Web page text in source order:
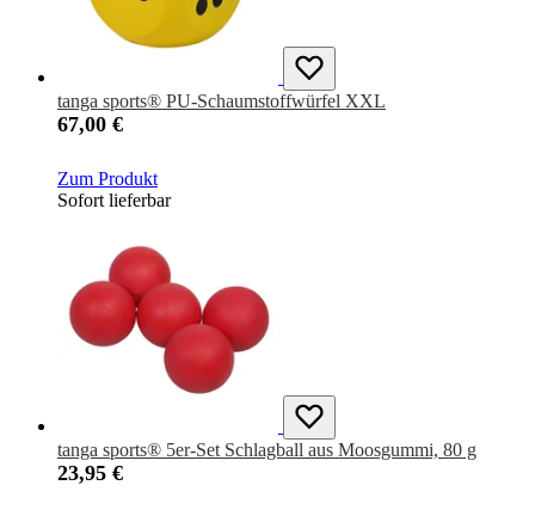
tanga sports® PU-Schaumstoffwürfel XXL
67,00 €
Zum Produkt
Sofort lieferbar
tanga sports® 5er-Set Schlagball aus Moosgummi, 80 g
23,95 €